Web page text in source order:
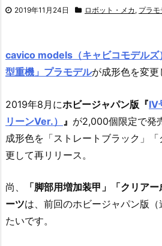
2019年11月24日 ロボット・メカ , プラモ
cavico models（キャビコモデルズ
型重機」プラモデルが成形色を変更
2019年8月にホビージャパン版『IV
リーンVer.）
』 が2,000個限定で発
成形色を「ストレートブラック」
更して再リリース。
尚、
「脚部用増加装甲」「クリア
ーツは、前回のホビージャパン版
たいです。